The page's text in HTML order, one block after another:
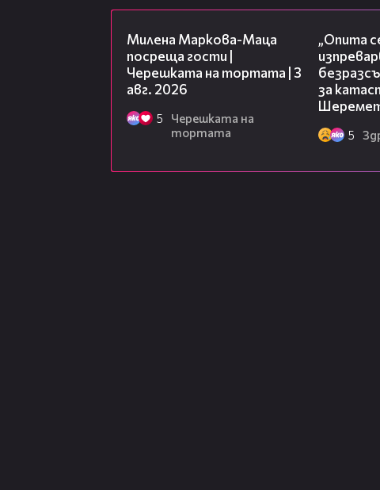
Милена Маркова-Маца
посреща гости |
Черешката на тортата | 3
авг. 2026
5
Черешката на
тортата
„Опита
за
5